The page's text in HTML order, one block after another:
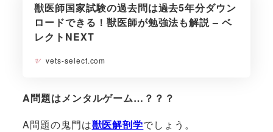
獣医師国家試験の過去問は過去5年分ダウン
ロードできる！獣医師が勉強法も解説 – ベ
レクトNEXT
vets-select.com
A問題はメンタルゲーム…？？？
A問題の鬼門は獣医解剖学でしょう。